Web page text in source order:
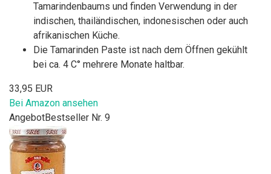
Tamarindenbaums und finden Verwendung in der
indischen, thailändischen, indonesischen oder auch
afrikanischen Küche.
Die Tamarinden Paste ist nach dem Öffnen gekühlt
bei ca. 4 C° mehrere Monate haltbar.
33,95 EUR
Bei Amazon ansehen
AngebotBestseller Nr. 9